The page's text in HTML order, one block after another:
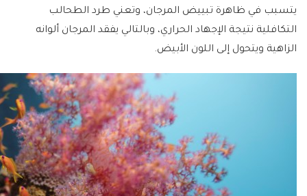
يتسبب في ظاهرة تبييض المرجان، وتعني طرد الطحالب
التكافلية نتيجة الإجهاد الحراري، وبالتالي يفقد المرجان ألوانه
الزاهية ويتحول إلى اللون الأبيض.